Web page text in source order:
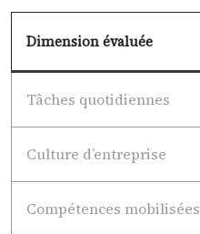
Dimension évaluée
Tâches quotidiennes
Culture d’entreprise
Compétences mobilisées